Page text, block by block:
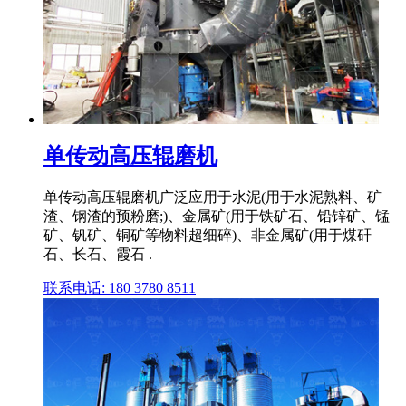
单传动高压辊磨机
单传动高压辊磨机广泛应用于水泥(用于水泥熟料、矿
渣、钢渣的预粉磨;)、金属矿(用于铁矿石、铅锌矿、锰
矿、钒矿、铜矿等物料超细碎)、非金属矿(用于煤矸
石、长石、霞石 .
联系电话: 180 3780 8511